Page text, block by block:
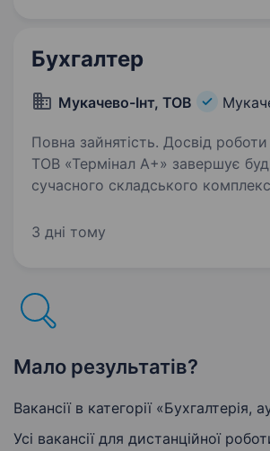
Бухгалтер
Мукачево-Інт, ТОВ
Повна зайнятість. Досвід роботи
ТОВ «Термінал А+» завершує
сучасного складського
професіоналів. Запрошуємо
3 дні тому
Мало результатів?
Вакансії в категорії «Бухгалтерія,
Усі вакансії для дистанційної